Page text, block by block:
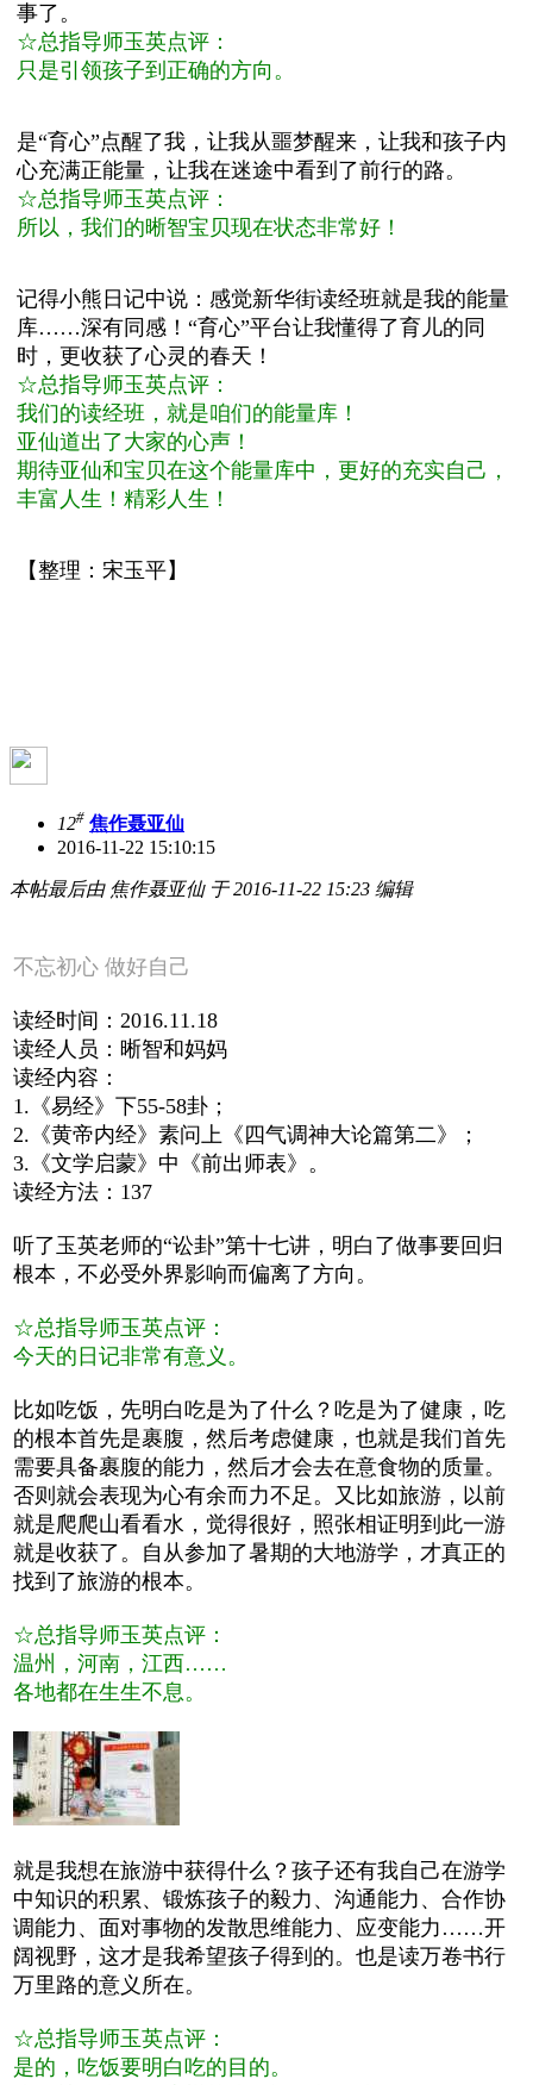
事了。
☆总指导师玉英点评：
只是引领孩子到正确的方向。
是“育心”点醒了我，让我从噩梦醒来，让我和孩子内
心充满正能量，让我在迷途中看到了前行的路。
☆总指导师玉英点评：
所以，我们的晰智宝贝现在状态非常好！
记得小熊日记中说：感觉新华街读经班就是我的能量
库……深有同感！“育心”平台让我懂得了育儿的同
时，更收获了心灵的春天！
☆总指导师玉英点评：
我们的读经班，就是咱们的能量库！
亚仙道出了大家的心声！
期待亚仙和宝贝在这个能量库中，更好的充实自己，
丰富人生！精彩人生！
【整理：宋玉平】
12# 焦作聂亚仙
2016-11-22 15:10:15
本帖最后由 焦作聂亚仙 于 2016-11-22 15:23 编辑
不忘初心 做好自己
读经时间：2016.11.18
读经人员：晰智和妈妈
读经内容：
1.《易经》下55-58卦；
2.《黄帝内经》素问上《四气调神大论篇第二》；
3.《文学启蒙》中《前出师表》。
读经方法：137
听了玉英老师的“讼卦”第十七讲，明白了做事要回归
根本，不必受外界影响而偏离了方向。
☆总指导师玉英点评：
今天的日记非常有意义。
比如吃饭，先明白吃是为了什么？吃是为了健康，吃
的根本首先是裹腹，然后考虑健康，也就是我们首先
需要具备裹腹的能力，然后才会去在意食物的质量。
否则就会表现为心有余而力不足。又比如旅游，以前
就是爬爬山看看水，觉得很好，照张相证明到此一游
就是收获了。自从参加了暑期的大地游学，才真正的
找到了旅游的根本。
☆总指导师玉英点评：
温州，河南，江西……
各地都在生生不息。
就是我想在旅游中获得什么？孩子还有我自己在游学
中知识的积累、锻炼孩子的毅力、沟通能力、合作协
调能力、面对事物的发散思维能力、应变能力……开
阔视野，这才是我希望孩子得到的。也是读万卷书行
万里路的意义所在。
☆总指导师玉英点评：
是的，吃饭要明白吃的目的。